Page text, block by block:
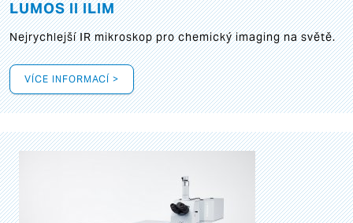
LUMOS II ILIM
Nejrychlejší IR mikroskop pro chemický imaging na světě.
VÍCE INFORMACÍ >